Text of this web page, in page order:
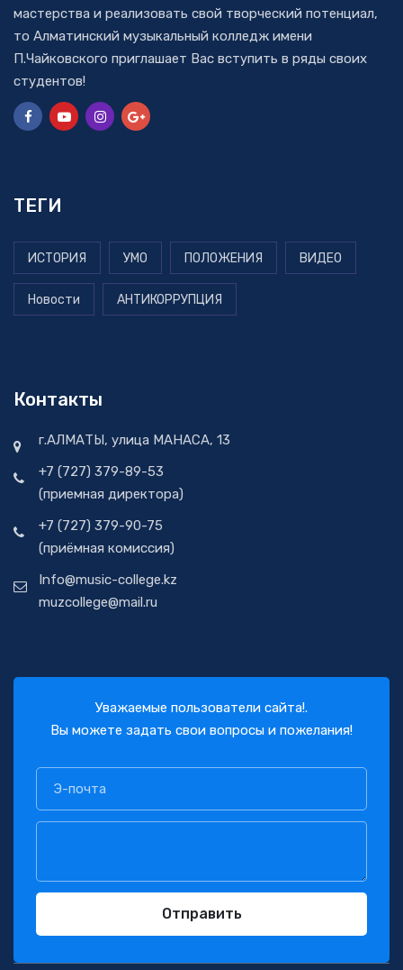
мастерства и реализовать свой творческий потенциал,
то Алматинский музыкальный колледж имени
П.Чайковского приглашает Вас вступить в ряды своих
студентов!
ТЕГИ
ИСТОРИЯ УМО ПОЛОЖЕНИЯ ВИДЕО
Новости АНТИКОРРУПЦИЯ
Контакты
г.АЛМАТЫ, улица МАНАСА, 13
+7 (727) 379-89-53
(приемная директора)
+7 (727) 379-90-75
(приёмная комиссия)
Info@music-college.kz
muzcollege@mail.ru
Уважаемые пользователи сайта!.
Вы можете задать свои вопросы и пожелания!
Отправить